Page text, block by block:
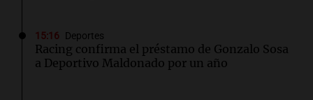
15:16 Deportes
Racing confirma el préstamo de Gonzalo Sosa
a Deportivo Maldonado por un año